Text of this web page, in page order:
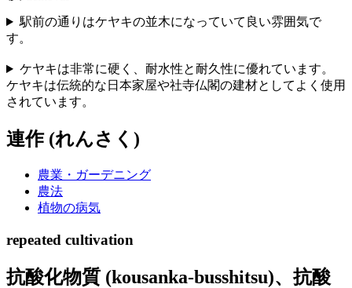
駅前の通りはケヤキの並木になっていて良い雰囲気で
す。
ケヤキは非常に硬く、耐水性と耐久性に優れています。
ケヤキは伝統的な日本家屋や社寺仏閣の建材としてよく使用
されています。
連作 (れんさく)
農業・ガーデニング
農法
植物の病気
repeated cultivation
抗酸化物質 (kousanka-busshitsu)、抗酸